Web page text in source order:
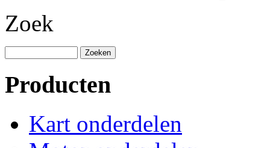
Zoek
Producten
Kart onderdelen